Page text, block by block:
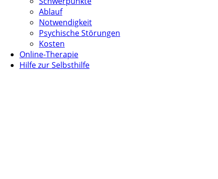
Ablauf
Notwendigkeit
Psychische Störungen
Kosten
Online-Therapie
Hilfe zur Selbsthilfe